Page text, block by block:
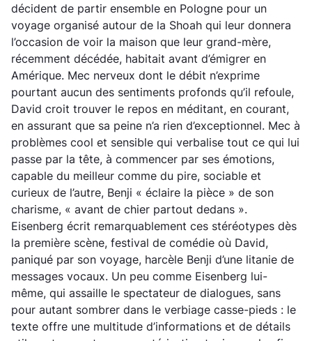
décident de partir ensemble en Pologne pour un
voyage organisé autour de la Shoah qui leur donnera
l’occasion de voir la maison que leur grand-mère,
récemment décédée, habitait avant d’émigrer en
Amérique. Mec nerveux dont le débit n’exprime
pourtant aucun des sentiments profonds qu’il refoule,
David croit trouver le repos en méditant, en courant,
en assurant que sa peine n’a rien d’exceptionnel. Mec à
problèmes cool et sensible qui verbalise tout ce qui lui
passe par la tête, à commencer par ses émotions,
capable du meilleur comme du pire, sociable et
curieux de l’autre, Benji « éclaire la pièce » de son
charisme, « avant de chier partout dedans ».
Eisenberg écrit remarquablement ces stéréotypes dès
la première scène, festival de comédie où David,
paniqué par son voyage, harcèle Benji d’une litanie de
messages vocaux. Un peu comme Eisenberg lui-
même, qui assaille le spectateur de dialogues, sans
pour autant sombrer dans le verbiage casse-pieds : le
texte offre une multitude d’informations et de détails